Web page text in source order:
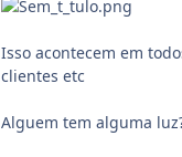
Isso acontecem em
clientes etc
Alguem tem alguma